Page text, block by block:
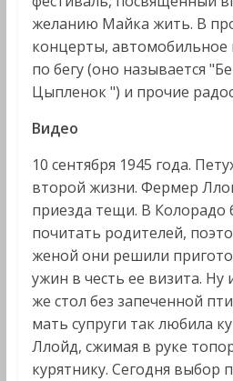
желанию Майка жить. В
концерты, автомобильное
по бегу (оно называется
Цыпленок ") и прочие
Видео
10 сентября 1945 года.
второй жизни. Фермер
приезда тещи. В Колорадо
почитать родителей,
женой они решили
ужин в честь ее визита. Ну
же стол без запеченной
мать супруги так любила
Ллойд, сжимая в руке
курятнику. Сегодня выбор